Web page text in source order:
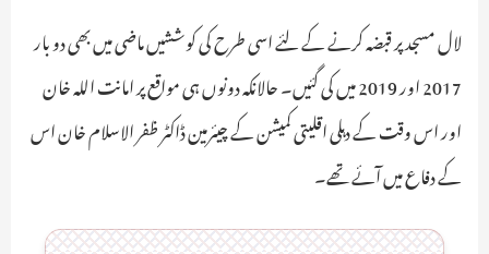
لال مسجد پر قبضہ کرنے کے لئے اسی طرح کی کوششیں ماضی میں بھی دو بار
2017 اور 2019 میں کی گئیں۔ حالانکہ دونوں ہی مواقع پر امانت اللہ خان
اور اس وقت کے دہلی اقلیتی کمیشن کے چیئرمین ڈاکٹر ظفر الاسلام خان اس
کے دفاع میں آئے تھے۔